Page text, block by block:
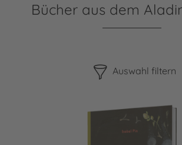
Bücher aus dem
Auswahl filtern